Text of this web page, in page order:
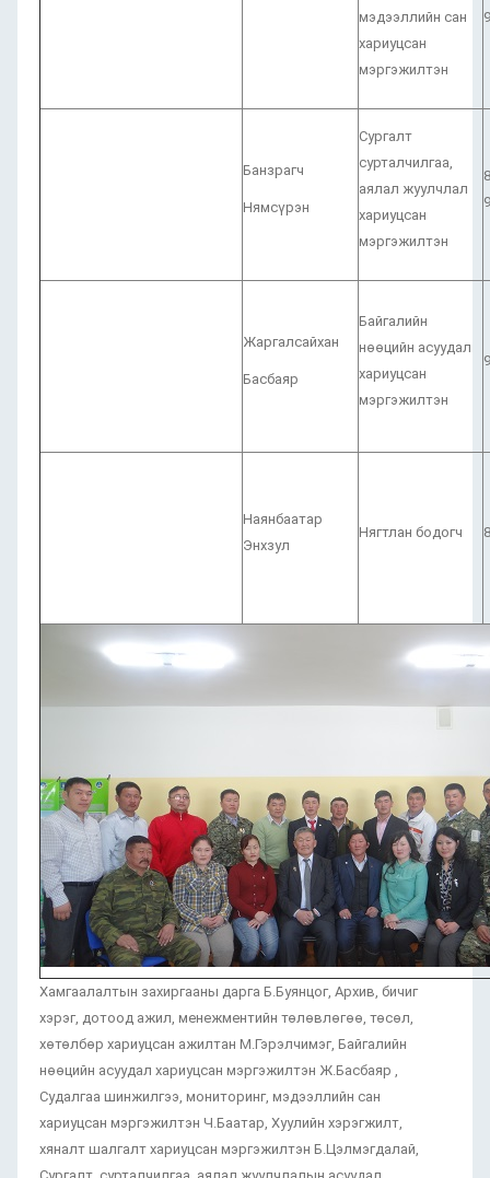
мэдээллийн сан
хариуцсан
мэргэжилтэн
Банзрагч
Нямсүрэн
Сургалт
сурталчилгаа,
аялал жуулчлал
хариуцсан
мэргэжилтэн
Жаргалсайхан
Басбаяр
Байгалийн
нөөцийн асуудал
хариуцсан
мэргэжилтэн
Наянбаатар
Энхзул
Нягтлан бодогч
Хамгаалалтын захиргааны дарга Б.Буянцог, Архив, бичиг
хэрэг, дотоод ажил, менежментийн төлөвлөгөө, төсөл,
хөтөлбөр хариуцсан ажилтан М.Гэрэлчимэг, Байгалийн
нөөцийн асуудал хариуцсан мэргэжилтэн Ж.Басбаяр ,
Судалгаа шинжилгээ, мониторинг, мэдээллийн сан
хариуцсан мэргэжилтэн Ч.Баатар, Хуулийн хэрэгжилт,
хяналт шалгалт хариуцсан мэргэжилтэн Б.Цэлмэгдалай,